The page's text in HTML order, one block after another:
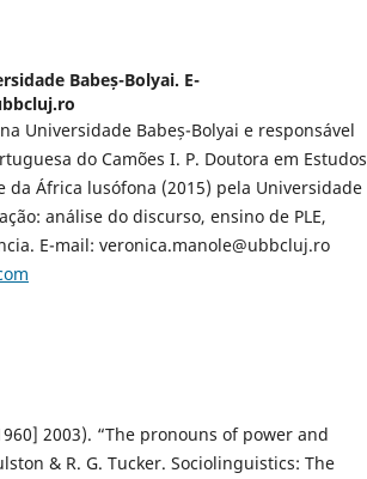
Babeș-Bolyai. E-
Universidade Babeș-Bolyai e responsável
do Camões I. P. Doutora em Estudos
da África lusófona (2015) pela Universidade
análise do discurso, ensino de PLE,
E-mail: veronica.manole@ubbcluj.ro
2003). “The pronouns of power and
& R. G. Tucker. Sociolinguistics: The